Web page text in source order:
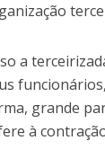
a
grande
à